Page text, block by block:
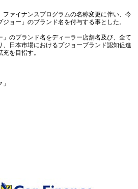
ファイナンスプログラムの名称変更に伴い、今
ョー」のブランド名を付与する事とした。
のブランド名をディーラー店舗名及び、全て
日本市場におけるプジョーブランド認知促進
を目指す。